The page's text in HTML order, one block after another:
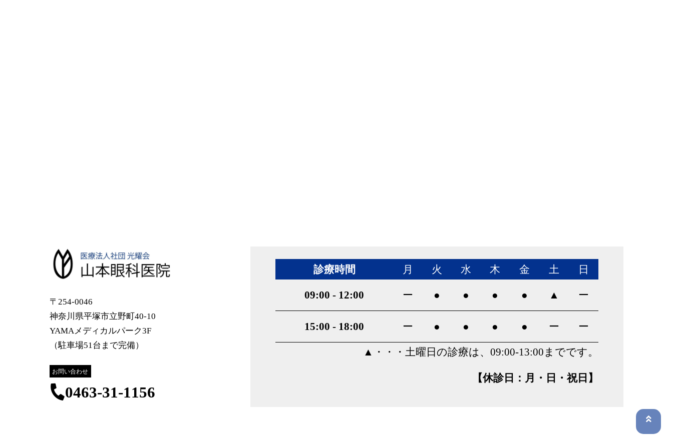
〒254-0046
神奈川県平塚市立野町40-10
YAMAメディカルパーク3F
（駐車場51台まで完備）
お問い合わせ
0463-31-1156
診療時間 月 火 水 木 金 土 日
09:00 - 12:00 ー ● ● ● ● ▲ ー
15:00 - 18:00 ー ● ● ● ● ー ー
▲・・・土曜日の診療は、09:00-13:00までです。
【休診日：月・日・祝日】